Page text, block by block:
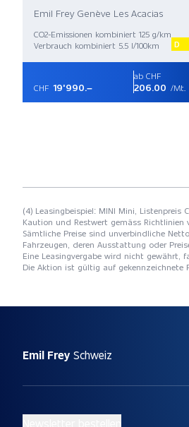
Emil Frey Genève Les Acacias
CO2-Emissionen kombiniert 125 g/km
Verbrauch kombiniert 5.5 l/100km
D
CHF 19'990.–
ab CHF
206.00 /Mt.
(4) Leasingbeispiel: MINI Mini, Listenpreis
Kaution und Restwert gemäss Richtlinien
Sämtliche Preise sind unverbindliche
Fahrzeugen, deren Ausstattung oder
Eine Leasingvergabe wird nicht gewährt,
Die Aktion ist gültig auf gekennzeichnete
Emil Frey Schweiz